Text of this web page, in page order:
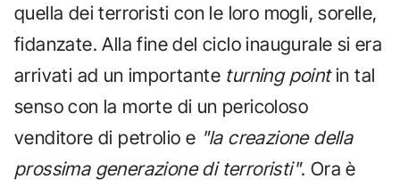
quella dei terroristi con le loro mogli, sorelle,
fidanzate. Alla fine del ciclo inaugurale si era
arrivati ad un importante turning pointin tal
senso con la morte di un pericoloso
venditore di petrolio e "la creazione della
prossima generazione di terroristi". Ora è